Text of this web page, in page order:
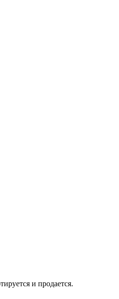
и продается.